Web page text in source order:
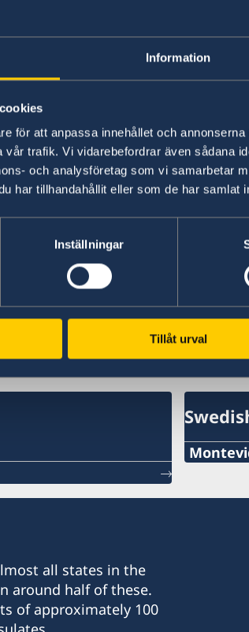
Information
för att anpassa innehållet och
trafik. Vi vidarebefordrar även sådana
och analysföretag som vi samarbetar
har tillhandahållit eller som de har samlat
Inställningar
Tillåt urval
is Sweden's
Information about
area
Information about entry to
Authority's website
Information about visiting
More information is
Please note that more
of the website. You can switch
all states in the
around half of these.
of approximately 100